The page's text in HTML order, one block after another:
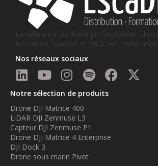
La référence du drone professionnel :
formation, support et R&D. Air · terre · mer,
Nos réseaux sociaux
Notre sélection de produits
Drone DJI Matrice 400
LiDAR DJI Zenmuse L3
Capteur DJI Zenmuse P1
Drone DJI Matrice 4 Enterprise
DJI Dock 3
Drone sous marin Pivot